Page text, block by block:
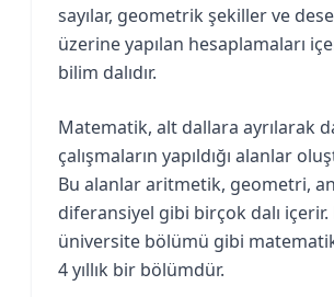
sayılar, geometrik şekiller ve
üzerine yapılan hesaplamaları
bilim dalıdır.
Matematik, alt dallara ayrılarak
çalışmaların yapıldığı alanlar
Bu alanlar aritmetik, geometri,
diferansiyel gibi birçok dalı içerir.
üniversite bölümü gibi
4 yıllık bir bölümdür.